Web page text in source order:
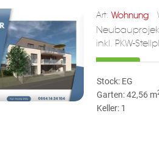
Art: Wohnung
inkl. PKW-
Stock: EG
Garten: 42,56 m
Keller: 1